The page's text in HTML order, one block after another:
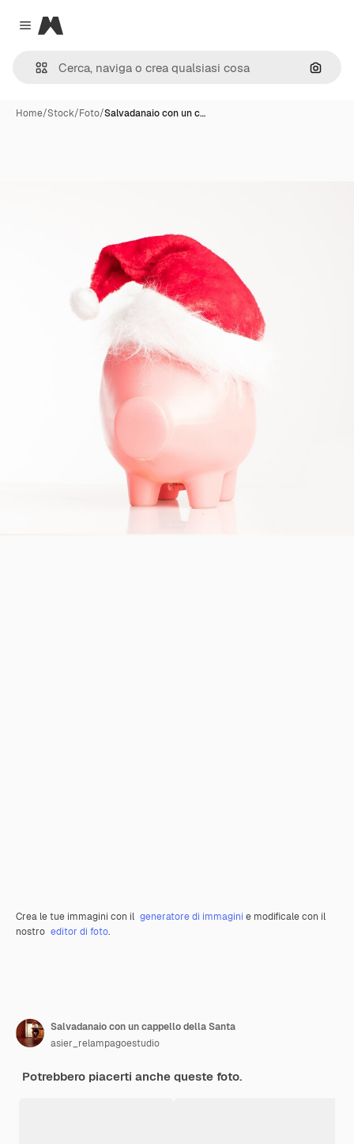
Close menu
Magnific
Cerca
Home/Stock/Foto/Salvadanaio con un c…
Crea le tue immagini con il generatore di immagini e modificale con il
nostro editor di foto.
Salvadanaio con un cappello della Santa
asier_relampagoestudio
Potrebbero piacerti anche queste foto.